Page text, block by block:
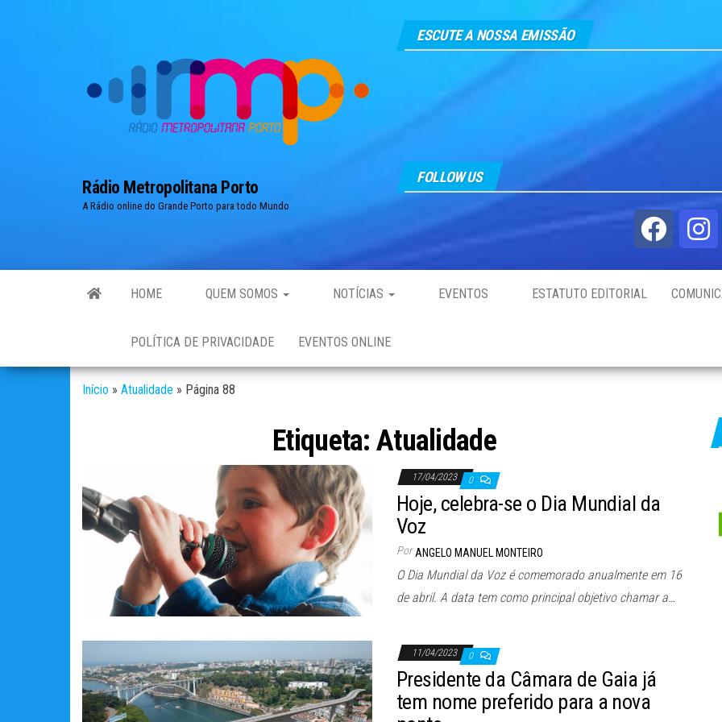
Rádio Metropolitana Porto
A Rádio online do Grande Porto para todo Mundo
ESCUTE A NOSSA EMISSÃO
FOLLOW US
HOME QUEM SOMOS NOTÍCIAS EVENTOS ESTATUTO EDITORIAL
POLÍTICA DE PRIVACIDADE EVENTOS ONLINE
Início » Atualidade » Página 88
Etiqueta: Atualidade
17/04/2023 0
Hoje, celebra-se o Dia Mundial da
Voz
Por ANGELO MANUEL MONTEIRO
O Dia Mundial da Voz é comemorado anualmente em 16
de abril. A data tem como principal objetivo chamar a…
11/04/2023 0
Presidente da Câmara de Gaia já
tem nome preferido para a nova